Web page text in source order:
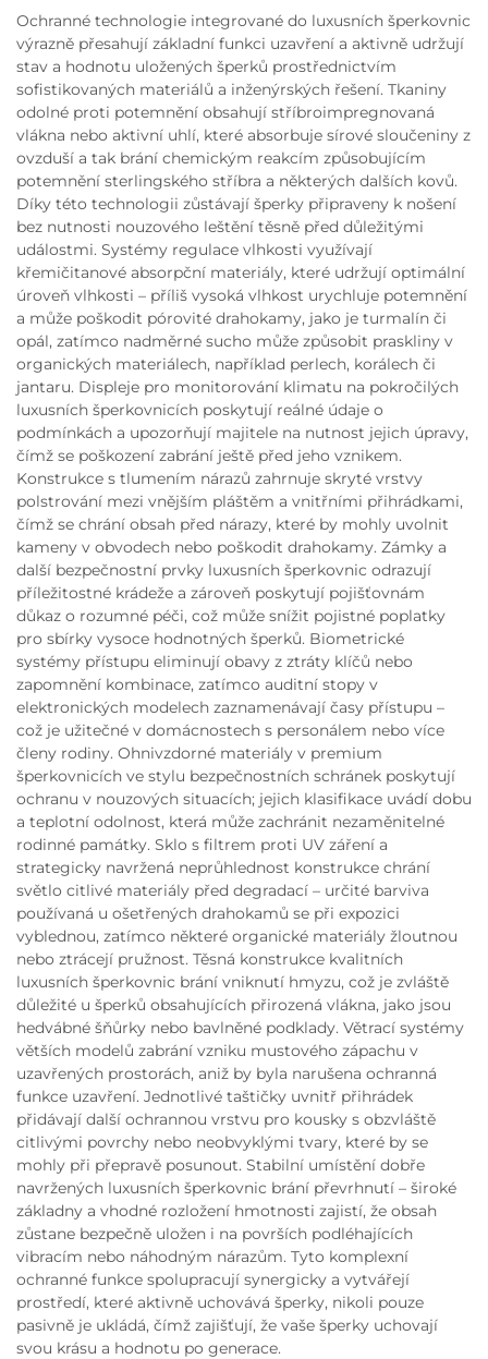
Ochranné technologie integrované do luxusních šperkovnic
výrazně přesahují základní funkci uzavření a aktivně udržují
stav a hodnotu uložených šperků prostřednictvím
sofistikovaných materiálů a inženýrských řešení. Tkaniny
odolné proti potemnění obsahují stříbroimpregnovaná
vlákna nebo aktivní uhlí, které absorbuje sírové sloučeniny z
ovzduší a tak brání chemickým reakcím způsobujícím
potemnění sterlingského stříbra a některých dalších kovů.
Díky této technologii zůstávají šperky připraveny k nošení
bez nutnosti nouzového leštění těsně před důležitými
událostmi. Systémy regulace vlhkosti využívají
křemičitanové absorpční materiály, které udržují optimální
úroveň vlhkosti – příliš vysoká vlhkost urychluje potemnění
a může poškodit pórovité drahokamy, jako je turmalín či
opál, zatímco nadměrné suchо může způsobit praskliny v
organických materiálech, například perlech, korálech či
jantaru. Displeje pro monitorování klimatu na pokročilých
luxusních šperkovnicích poskytují reálné údaje o
podmínkách a upozorňují majitele na nutnost jejich úpravy,
čímž se poškození zabrání ještě před jeho vznikem.
Konstrukce s tlumením nárazů zahrnuje skryté vrstvy
polstrování mezi vnějším pláštěm a vnitřními přihrádkami,
čímž se chrání obsah před nárazy, které by mohly uvolnit
kameny v obvodech nebo poškodit drahokamy. Zámky a
další bezpečnostní prvky luxusních šperkovnic odrazují
příležitostné krádeže a zároveň poskytují pojišťovnám
důkaz o rozumné péči, což může snížit pojistné poplatky
pro sbírky vysoce hodnotných šperků. Biometrické
systémy přístupu eliminují obavy z ztráty klíčů nebo
zapomnění kombinace, zatímco auditní stopy v
elektronických modelech zaznamenávají časy přístupu –
což je užitečné v domácnostech s personálem nebo více
členy rodiny. Ohnivzdorné materiály v premium
šperkovnicích ve stylu bezpečnostních schránek poskytují
ochranu v nouzových situacích; jejich klasifikace uvádí dobu
a teplotní odolnost, která může zachránit nezaměnitelné
rodinné památky. Sklo s filtrem proti UV záření a
strategicky navržená neprůhlednost konstrukce chrání
světlo citlivé materiály před degradací – určité barviva
používaná u ošetřených drahokamů se při expozici
vyblednou, zatímco některé organické materiály žloutnou
nebo ztrácejí pružnost. Těsná konstrukce kvalitních
luxusních šperkovnic brání vniknutí hmyzu, což je zvláště
důležité u šperků obsahujících přirozená vlákna, jako jsou
hedvábné šňůrky nebo bavlněné podklady. Větrací systémy
větších modelů zabrání vzniku mustového zápachu v
uzavřených prostorách, aniž by byla narušena ochranná
funkce uzavření. Jednotlivé taštičky uvnitř přihrádek
přidávají další ochrannou vrstvu pro kousky s obzvláště
citlivými povrchy nebo neobvyklými tvary, které by se
mohly při přepravě posunout. Stabilní umístění dobře
navržených luxusních šperkovnic brání převrhnutí – široké
základny a vhodné rozložení hmotnosti zajistí, že obsah
zůstane bezpečně uložen i na površích podléhajících
vibracím nebo náhodným nárazům. Tyto komplexní
ochranné funkce spolupracují synergicky a vytvářejí
prostředí, které aktivně uchovává šperky, nikoli pouze
pasivně je ukládá, čímž zajišťují, že vaše šperky uchovají
svou krásu a hodnotu po generace.